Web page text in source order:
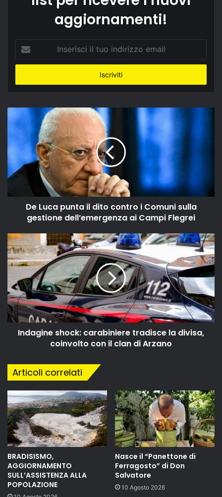
aggiornamenti!
tuo
email
De Luca punta il dito contro i Comuni sulla
gestione dell’emergenza ai Campi Flegrei
Indagine shock: carabiniere tradisce la divisa,
coinvolto con il clan di Arzano
Articoli correlati
BRADISISMO,
AGGIORNAMENTO
SULL’ASSISTENZA ALLA
POPOLAZIONE
Nasce il “Panettone di
Ferragosto” di Don
Salvatore
10 Agosto 2026